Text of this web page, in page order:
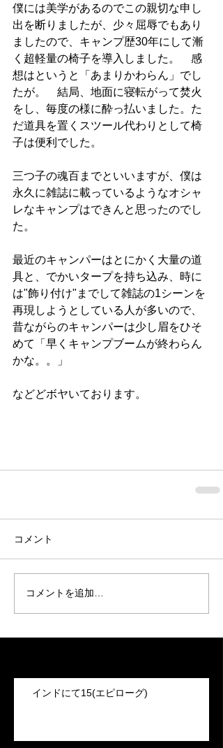
僕には美学があるのでこの親切な申し
出を断りましたが、少々屈辱でもあり
ましたので、キャンプ歴30年にして漸
く超軽量の椅子を導入しました。　感
想はというと「あまりかわらん」でし
たが。　結局、地面に寝転がって焚火
をし、毎度の様に酔っ払いました。た
だ道具を置くスツール代わりとして椅
子は便利でした。
三つ子の魂百までといいますが、僕は
永久に雑誌に載っているようなオシャ
レなキャンプはできんと思ったのでし
た。
最近のキャンパーはとにかく大量の道
具と、でかいタープを持ち込み、時に
は"飾り付け"までして雑誌の1シーンを
再現しようとしている人が多いので、
昔ながらのキャンパーは少し眉をひそ
めて「早くキャンプブームが終わらん
かな。。」
などどボヤいております。
コメント
コメントを追加…
インドにて15(エピローグ)